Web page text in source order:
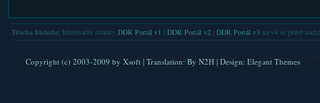
Trocha historie: Informační stránky DDR Portál v1 DDR Portál v2| DDR Portál v3na v4 se právě
Copyright (c) 2003-2009 by Xsoft| Translation: By N2H| Design: Elegant Themes